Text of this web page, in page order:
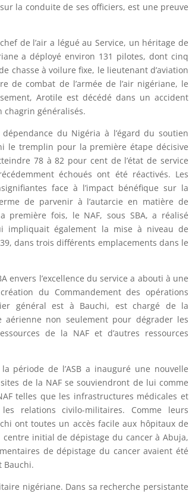
la conduite de ses officiers, est une preuve
de l’air a légué au Service, un héritage de
a déployé environ 131 pilotes, dont cinq
chasse à voilure fixe, le lieutenant d’aviation
de combat de l’armée de l’air nigériane, le
Arotile est décédé dans un accident
chagrin généralisés.
du Nigéria à l’égard du soutien
le tremplin pour la première étape décisive
78 à 82 pour cent de l’état de service
échoués ont été réactivés. Les
face à l’impact bénéfique sur la
de parvenir à l’autarcie en matière de
fois, le NAF, sous SBA, a réalisé
impliquait également la mise à niveau de
dans trois différents emplacements dans le
envers l’excellence du service a abouti à une
du Commandement des opérations
général est à Bauchi, est chargé de la
non seulement pour dégrader les
de la NAF et d’autres ressources
période de l’ASB a inauguré une nouvelle
de la NAF se souviendront de lui comme
telles que les infrastructures médicales et
relations civilo-militaires. Comme leurs
ont toutes un accès facile aux hôpitaux de
initial de dépistage du cancer à Abuja,
de dépistage du cancer avaient été
Bauchi.
nigériane. Dans sa recherche persistante